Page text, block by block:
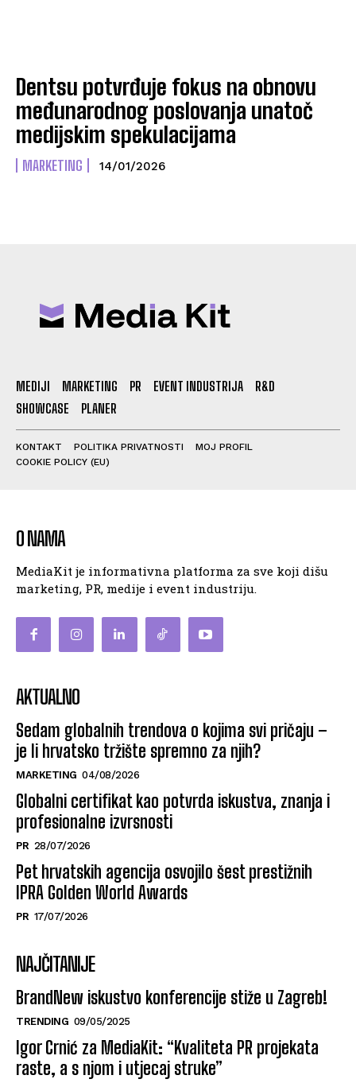
Dentsu potvrđuje fokus na obnovu
međunarodnog poslovanja unatoč
medijskim spekulacijama
MARKETING 14/01/2026
MEDIJI MARKETING PR EVENT INDUSTRIJA
R&D
SHOWCASE
PLANER
KONTAKT POLITIKA PRIVATNOSTI
MOJ PROFIL
COOKIE POLICY (EU)
O NAMA
MediaKit je informativna platforma za sve koji dišu
marketing, PR, medije i event industriju.
AKTUALNO
Sedam globalnih trendova o kojima svi pričaju –
je li hrvatsko tržište spremno za njih?
MARKETING 04/08/2026
Globalni certifikat kao potvrda iskustva, znanja i
profesionalne izvrsnosti
PR 28/07/2026
Pet hrvatskih agencija osvojilo šest prestižnih
IPRA Golden World Awards
PR 17/07/2026
NAJČITANIJE
BrandNew iskustvo konferencije stiže u Zagreb!
TRENDING 09/05/2025
Igor Crnić za MediaKit: “Kvaliteta PR projekata
raste, a s njom i utjecaj struke”